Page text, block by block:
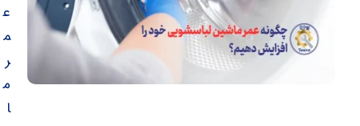
ع
م
ر
م
ا